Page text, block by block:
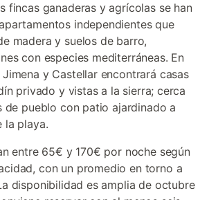
fincas ganaderas y agrícolas se han
independientes que
madera y suelos de barro,
con especies mediterráneas. En
y Castellar encontrará casas
privado y vistas a la sierra; cerca
de pueblo con patio ajardinado a
la playa.
entre 65€ y 170€ por noche según
con un promedio en torno a
disponibilidad es amplia de octubre